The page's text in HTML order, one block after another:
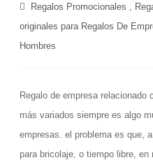
Regalos Promocionales
originales para Regalos De
Hombres
Regalo de empresa
más variados siempre es algo
empresas. el problema es que,
para bricolaje, o tiempo libre,